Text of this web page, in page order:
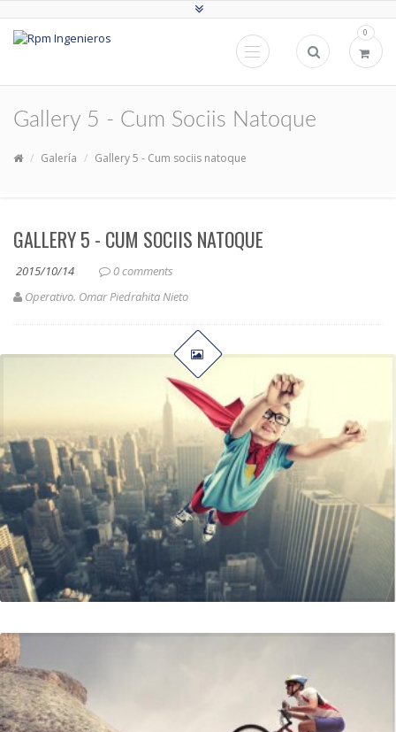
0
Gallery 5 - Cum Sociis Natoque
Galería Gallery 5 - Cum sociis natoque
GALLERY 5 - CUM SOCIIS NATOQUE
2015/10/14
0 comments
Operativo. Omar Piedrahita Nieto